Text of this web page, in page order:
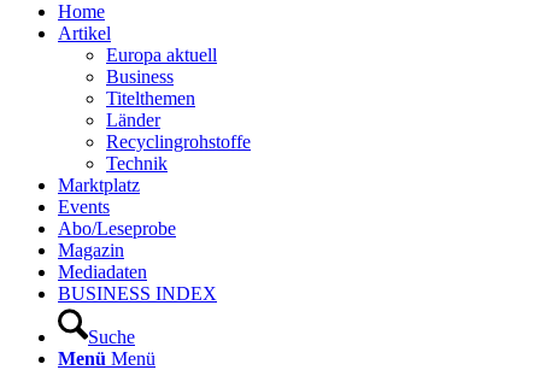
Home
Artikel
Europa aktuell
Business
Titelthemen
Länder
Recyclingrohstoffe
Technik
Marktplatz
Events
Abo/Leseprobe
Magazin
Mediadaten
BUSINESS INDEX
Suche
Menü Menü